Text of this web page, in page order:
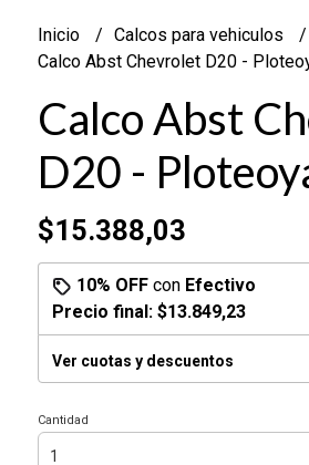
Inicio Calcos para vehiculos
Calco Abst Chevrolet D20 -
Calco Abst
D20 -
$15.388,03
10% OFFcon Efectivo
Precio final: $13.849,23
Ver cuotas y descuentos
Cantidad